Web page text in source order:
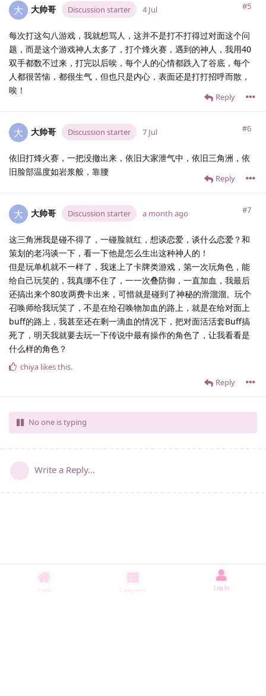
大 大帅哥 Discussion starter #5
4 Jul
每次打这勾八游戏，我就想骂人，这并不是打不打得过对面这个问
题，而是这个游戏神人太多了，打个烽火赛，遇到的神人，我用40
双手都数不过来，打完以后唉，每个人的心情都跌入了谷底，每个
人都很苦恼，都很生气，但也只是内心，表面还是打打招呼而散，
唉！
Reply
大 大帅哥 Discussion starter #6
7 Jul
依旧打烽火赛，一把没撤出来，依旧大家泄气中，依旧三角洲，依
旧脸部温度如岩浆般，靠腰
Reply
大 大帅哥 Discussion starter #7
a month ago
这三角洲我是碰不得了，一碰脸就红，想谈恋爱，谈什么恋爱？和
策划的老冯谈一下，看一下他是怎么生出这种神人的！
但是玩单机就不一样了，我迷上了卡牌类游戏，第一次玩角色，能
给自己玩笑的，我真绷不住了，一一次叠防御，一直加血，我最后
还搞出来个80攻两费卡出来，可惜就是碰到了神秘的滑溜溜。玩个
召唤师给我玩笑了，不是在给召唤物加血的路上，就是在给对面上
buff的路上，我甚至还在剩一滴血的情况下，把对面活活套Buff搞
死了，明天我就要去玩一下传说中最有操作的角色了，让我看看是
什么样的角色？
Reply
chiya likes this.
No one is typing
Write a Reply...
Home Categories Log In